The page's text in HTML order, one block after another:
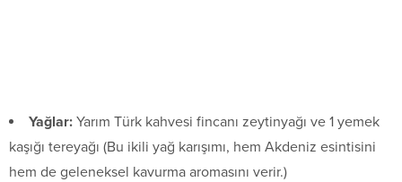
Yağlar: Yarım Türk kahvesi fincanı zeytinyağı ve 1 yemek
kaşığı tereyağı (Bu ikili yağ karışımı, hem Akdeniz esintisini
hem de geleneksel kavurma aromasını verir.)